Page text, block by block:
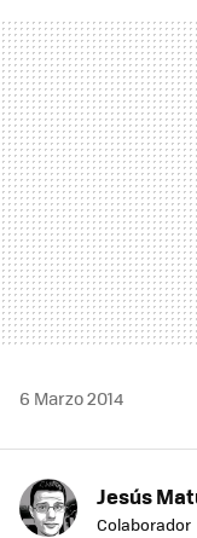
6 Marzo 2014
Jesús
Colaborador